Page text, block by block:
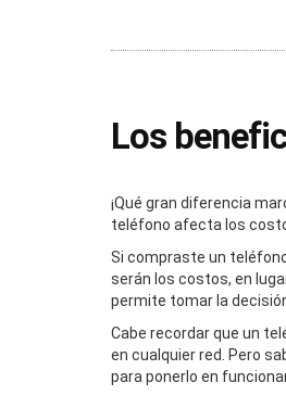
Los
¡Qué gran diferencia
teléfono afecta los
Si compraste un
serán los costos, en
permite tomar la
Cabe recordar que un
en cualquier red. Pero
para ponerlo en